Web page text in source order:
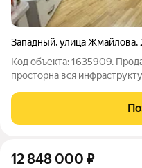
Западный,улица Жмайлова,
Код объекта: 1635909.
просторна вся
12 848 000 ₽